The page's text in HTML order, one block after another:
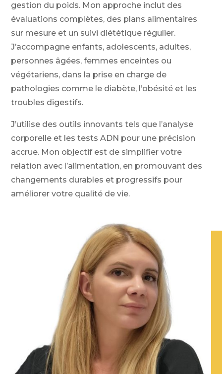
gestion du poids. Mon approche inclut des
évaluations complètes, des plans alimentaires
sur mesure et un suivi diététique régulier.
J’accompagne enfants, adolescents, adultes,
personnes âgées, femmes enceintes ou
végétariens, dans la prise en charge de
pathologies comme le diabète, l’obésité et les
troubles digestifs.
J’utilise des outils innovants tels que l’analyse
corporelle et les tests ADN pour une précision
accrue. Mon objectif est de simplifier votre
relation avec l’alimentation, en promouvant des
changements durables et progressifs pour
améliorer votre qualité de vie.